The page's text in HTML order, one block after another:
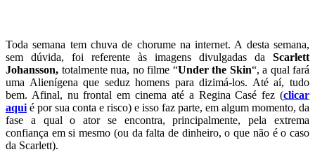
Toda semana tem chuva de chorume na internet. A desta semana,
sem dúvida, foi referente às imagens divulgadas da Scarlett
Johansson, totalmente nua, no filme “Under the Skin“, a qual fará
uma Alienígena que seduz homens para dizimá-los. Até aí, tudo
bem. Afinal, nu frontal em cinema até a Regina Casé fez (clicar
aqui é por sua conta e risco) e isso faz parte, em algum momento, da
fase a qual o ator se encontra, principalmente, pela extrema
confiança em si mesmo (ou da falta de dinheiro, o que não é o caso
da Scarlett).